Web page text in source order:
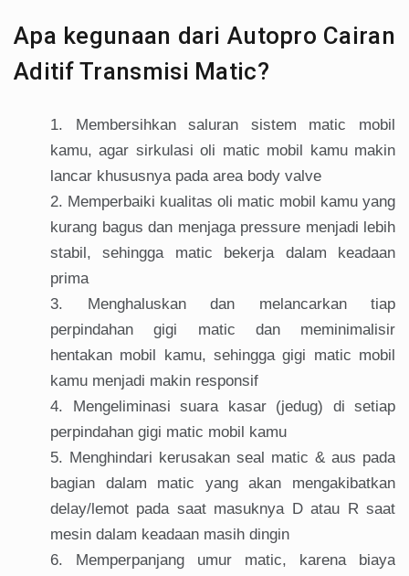
Apa kegunaan dari Autopro Cairan
Aditif Transmisi Matic?
Membersihkan saluran sistem matic mobil
kamu, agar sirkulasi oli matic mobil kamu makin
lancar khususnya pada area body valve
Memperbaiki kualitas oli matic mobil kamu yang
kurang bagus dan menjaga pressure menjadi lebih
stabil, sehingga matic bekerja dalam keadaan
prima
Menghaluskan dan melancarkan tiap
perpindahan gigi matic dan meminimalisir
hentakan mobil kamu, sehingga gigi matic mobil
kamu menjadi makin responsif
Mengeliminasi suara kasar (jedug) di setiap
perpindahan gigi matic mobil kamu
Menghindari kerusakan seal matic & aus pada
bagian dalam matic yang akan mengakibatkan
delay/lemot pada saat masuknya D atau R saat
mesin dalam keadaan masih dingin
Memperpanjang umur matic, karena biaya